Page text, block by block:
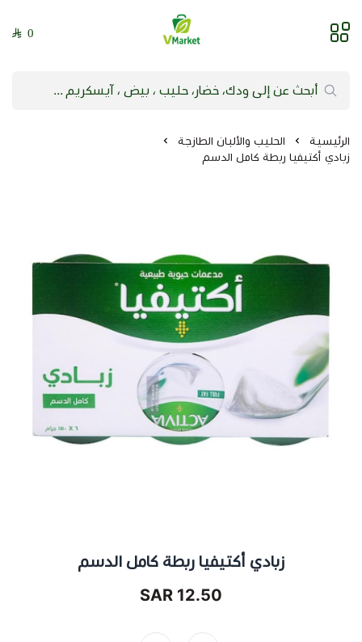
فيلج ماركت | VMarket
0
الرئيسية
الحليب والألبان الطازجة
زبادي أكتيفيا ربطة كامل الدسم
زبادي أكتيفيا ربطة كامل الدسم
12.50 SAR